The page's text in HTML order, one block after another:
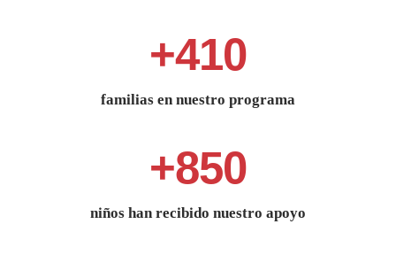
+410
familias en nuestro programa
+850
niños han recibido nuestro apoyo